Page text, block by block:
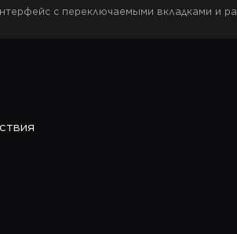
с переключаемыми вкладками и